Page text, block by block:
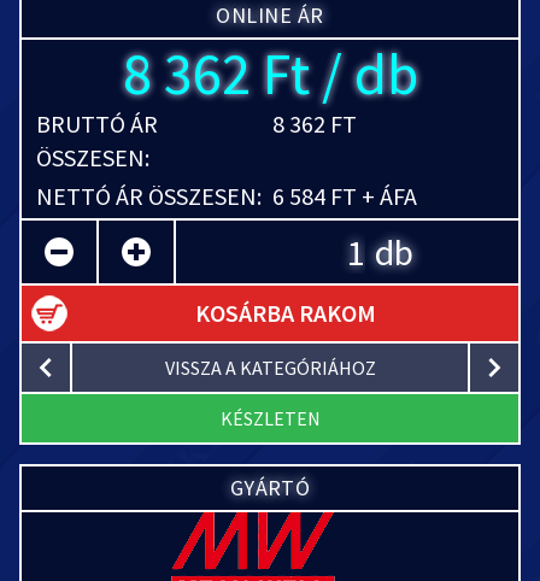
ONLINE ÁR
8 362 Ft / db
BRUTTÓ ÁR
ÖSSZESEN:
8 362 FT
NETTÓ ÁR ÖSSZESEN: 6 584 FT + ÁFA
db
KOSÁRBA RAKOM
VISSZA A KATEGÓRIÁHOZ
KÉSZLETEN
GYÁRTÓ